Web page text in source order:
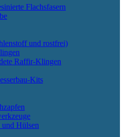
Flachsfasern
und rostfrei)
Raffir-Klingen
Kits
und Hülsen